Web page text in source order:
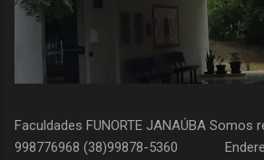
Faculdades FUNORTE JANAÚBA Somos
998776968 (38)99878-5360